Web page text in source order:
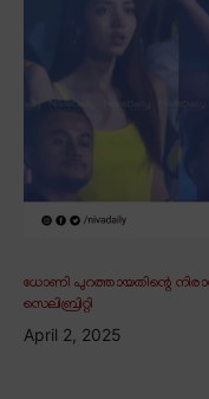
ധോണി പുറത്തായതിന്റെ
സെലിബ്രിറ്റി
April 2, 2025